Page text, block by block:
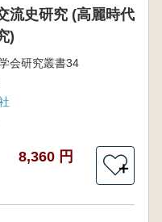
流史研究 (高麗時代
)
会研究叢書34
8,360 円
＋